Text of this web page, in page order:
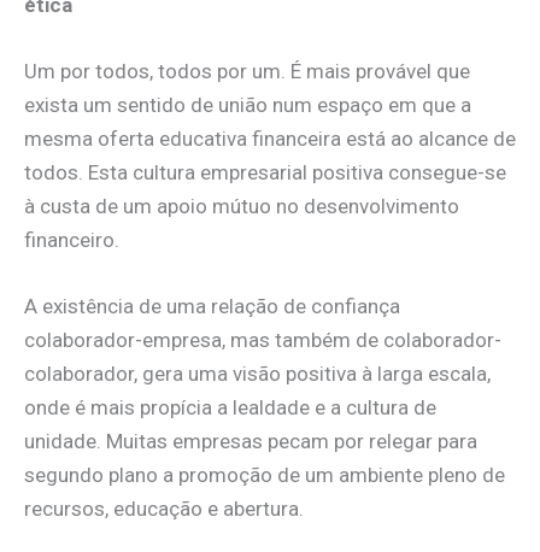
Um por todos, todos por um. É mais provável que
exista um sentido de união num espaço em que a
mesma oferta educativa financeira está ao alcance de
todos. Esta cultura empresarial positiva consegue-se
à custa de um apoio mútuo no desenvolvimento
financeiro.
A existência de uma relação de confiança
colaborador-empresa, mas também de colaborador-
colaborador, gera uma visão positiva à larga escala,
onde é mais propícia a lealdade e a cultura de
unidade. Muitas empresas pecam por relegar para
segundo plano a promoção de um ambiente pleno de
recursos, educação e abertura.